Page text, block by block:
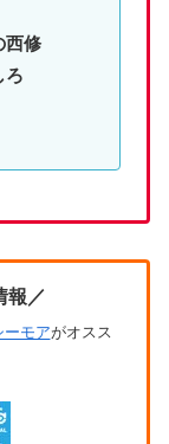
西修
ろ
報／
ーモアがオスス